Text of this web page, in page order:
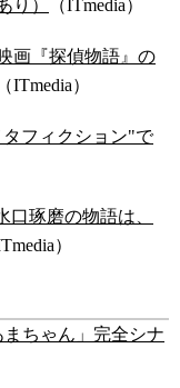
り） （ITmedia）
画『探偵物語』の
（ITmedia）
フィクション"で
琢磨の物語は、
）
ちゃん」完全シナ